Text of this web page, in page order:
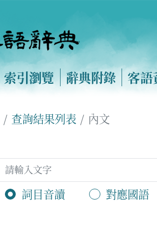
索引瀏覽 辭典附錄 客語
查詢結果列表 內文
詞目音讀 對應國語